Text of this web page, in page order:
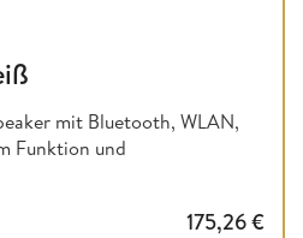
mit Bluetooth, WLAN,
Funktion und
175,26€